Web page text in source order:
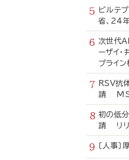
ビルテ
省、24
次世代
ーザイ
プライ
RSV抗
請 MSD
初の低
請 リリ
〔人事